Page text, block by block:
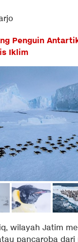
Penguin
Iklim
wilayah Jatim